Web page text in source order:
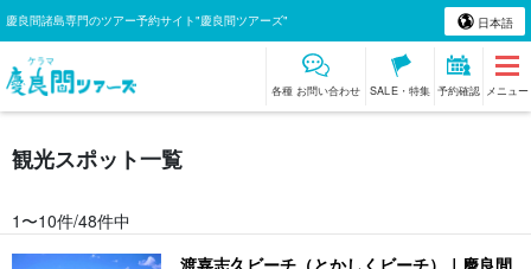
慶良間諸島専門のツアー予約サイト"慶良間ツアーズ" 日本語
各種 お問い合わせ SALE・特集 予約確認 メニュー
観光スポット一覧
1〜10件/48件中
渡嘉志久ビーチ（とかしくビーチ）｜慶良間